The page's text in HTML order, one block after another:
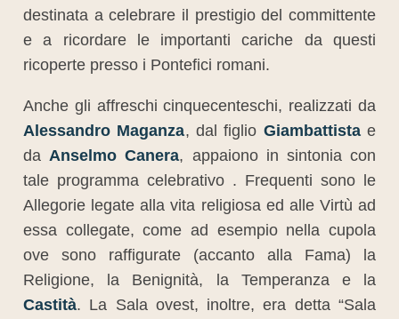
destinata a celebrare il prestigio del committente
e a ricordare le importanti cariche da questi
ricoperte presso i Pontefici romani.
Anche gli affreschi cinquecenteschi, realizzati da
Alessandro Maganza, dal figlio Giambattistae
da Anselmo Canera, appaiono in sintonia con
tale programma celebrativo . Frequenti sono le
Allegorie legate alla vita religiosa ed alle Virtù ad
essa collegate, come ad esempio nella cupola
ove sono raffigurate (accanto alla Fama) la
Religione, la Benignità, la Temperanza e la
Castità. La Sala ovest, inoltre, era detta “Sala